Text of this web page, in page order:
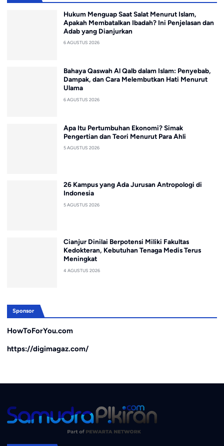
Hukum Menguap Saat Salat Menurut Islam,
Apakah Membatalkan Ibadah? Ini Penjelasan dan
Adab yang Dianjurkan
6 AGUSTUS 2026
Bahaya Qaswah Al Qalb dalam Islam: Penyebab,
Dampak, dan Cara Melembutkan Hati Menurut
Ulama
6 AGUSTUS 2026
Apa Itu Pertumbuhan Ekonomi? Simak
Pengertian dan Teori Menurut Para Ahli
5 AGUSTUS 2026
26 Kampus yang Ada Jurusan Antropologi di
Indonesia
5 AGUSTUS 2026
Cianjur Dinilai Berpotensi Miliki Fakultas
Kedokteran, Kebutuhan Tenaga Medis Terus
Meningkat
4 AGUSTUS 2026
Sponsor
HowToForYou.com
https://digimagaz.com/